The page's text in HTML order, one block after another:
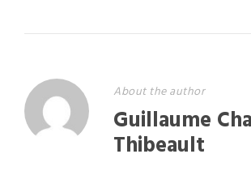
About the author
Guillaume
Thibeault